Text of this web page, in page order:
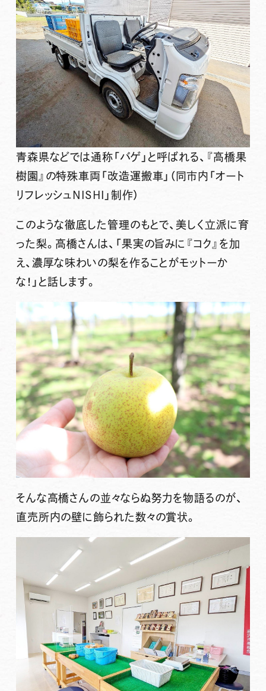
青森県などでは通称「バゲ」と呼ばれる、『高橋果
樹園』の特殊車両「改造運搬車」（同市内「オート
リフレッシュNISHI」制作）
このような徹底した管理のもとで、美しく立派に育
った梨。高橋さんは、「果実の旨みに『コク』を加
え、濃厚な味わいの梨を作ることがモットーか
な！」と話します。
そんな高橋さんの並々ならぬ努力を物語るのが、
直売所内の壁に飾られた数々の賞状。